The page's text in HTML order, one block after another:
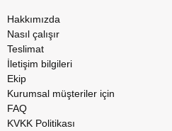
Hakkımızda
Nasıl çalışır
Teslimat
İletişim bilgileri
Ekip
Kurumsal müşteriler için
FAQ
KVKK Politikası